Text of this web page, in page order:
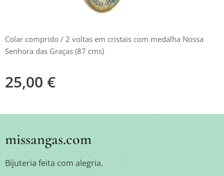
Colar comprido / 2 voltas em cristais com medalha Nossa
Senhora das Graças (87 cms)
25,00 €
missangas.com
Bijuteria feita com alegria.